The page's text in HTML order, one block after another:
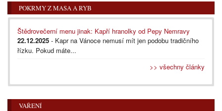
POKRMY Z MASA A RYB
Štědrovečerní menu jinak: Kapří hranolky od Pepy Nemravy
22.12.2025 - Kapr na Vánoce nemusí mít jen podobu tradičního
řízku. Pokud máte...
>> všechny články
VAŘENÍ